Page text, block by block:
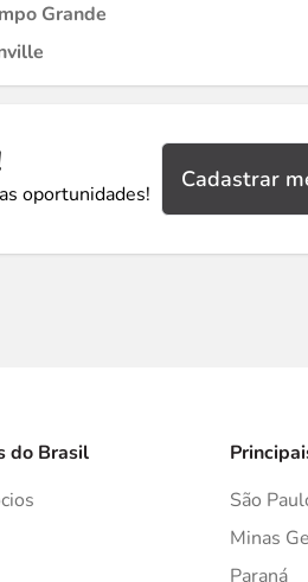
Grande
oportunidades!
Cadastrar
do Brasil
São
Minas
Paraná